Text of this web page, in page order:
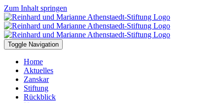
Zum Inhalt springen
Toggle Navigation
Home
Aktuelles
Zanskar
Stiftung
Rückblick